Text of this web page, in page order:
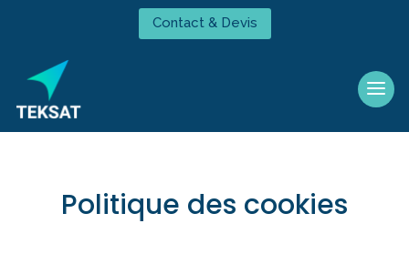
Contact & Devis
Politique des cookies